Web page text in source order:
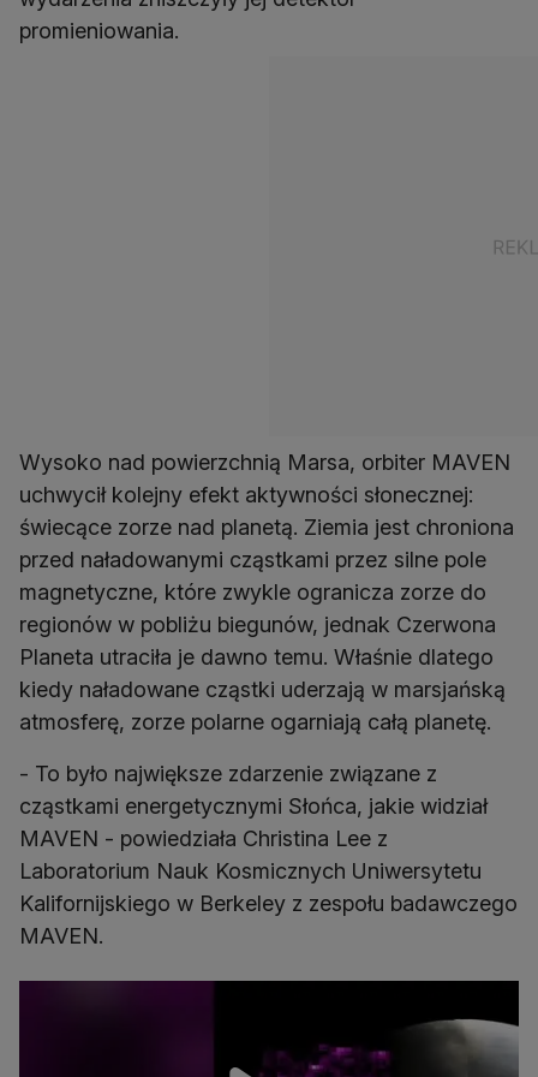
promieniowania.
Wysoko nad powierzchnią Marsa, orbiter MAVEN
uchwycił kolejny efekt aktywności słonecznej:
świecące zorze nad planetą. Ziemia jest chroniona
przed naładowanymi cząstkami przez silne pole
magnetyczne, które zwykle ogranicza zorze do
regionów w pobliżu biegunów, jednak Czerwona
Planeta utraciła je dawno temu. Właśnie dlatego
kiedy naładowane cząstki uderzają w marsjańską
atmosferę, zorze polarne ogarniają całą planetę.
- To było największe zdarzenie związane z
cząstkami energetycznymi Słońca, jakie widział
MAVEN - powiedziała Christina Lee z
Laboratorium Nauk Kosmicznych Uniwersytetu
Kalifornijskiego w Berkeley z zespołu badawczego
MAVEN.